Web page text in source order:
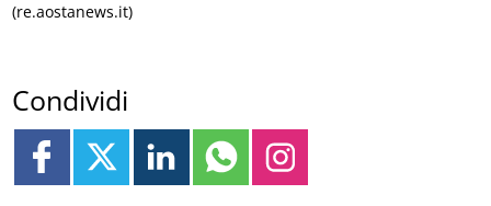
(re.aostanews.it)
Condividi